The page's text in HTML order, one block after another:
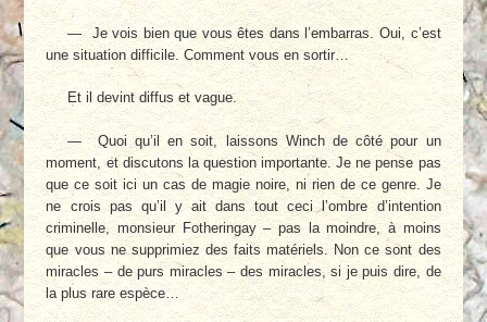
— Je vois bien que vous êtes dans l’embar­ras. Oui, c’est
une situation difficile. Comment vous en sortir…
Et il devint diffus et vague.
— Quoi qu’il en soit, laissons Winch de cô­té pour un
moment, et discutons la question importante. Je ne pense pas
que ce soit ici un cas de magie noire, ni rien de ce genre. Je
ne crois pas qu’il y ait dans tout ceci l’ombre d’in­tention
criminelle, monsieur Fotheringay – pas la moindre, à moins
que vous ne suppri­miez des faits matériels. Non ce sont des
mi­racles – de purs miracles – des miracles, si je puis dire, de
la plus rare espèce…